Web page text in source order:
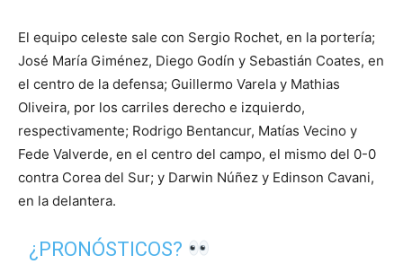
El equipo celeste sale con Sergio Rochet, en la portería;
José María Giménez, Diego Godín y Sebastián Coates, en
el centro de la defensa; Guillermo Varela y Mathias
Oliveira, por los carriles derecho e izquierdo,
respectivamente; Rodrigo Bentancur, Matías Vecino y
Fede Valverde, en el centro del campo, el mismo del 0-0
contra Corea del Sur; y Darwin Núñez y Edinson Cavani,
en la delantera.
¿PRONÓSTICOS?